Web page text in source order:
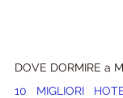
DOVE DORMIRE a
10 MIGLIORI